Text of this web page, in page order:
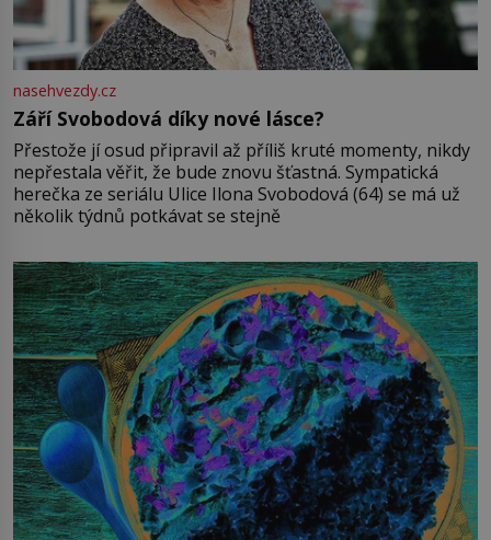
nasehvezdy.cz
Září Svobodová díky nové lásce?
Přestože jí osud připravil až příliš kruté momenty, nikdy
nepřestala věřit, že bude znovu šťastná. Sympatická
herečka ze seriálu Ulice Ilona Svobodová (64) se má už
několik týdnů potkávat se stejně